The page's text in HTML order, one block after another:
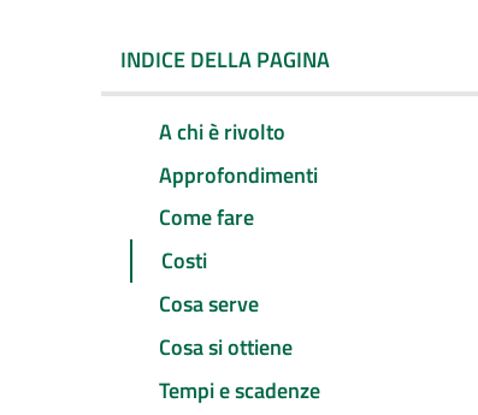
INDICE DELLA PAGINA
A chi è rivolto
Approfondimenti
Come fare
Costi
Cosa serve
Cosa si ottiene
Tempi e scadenze